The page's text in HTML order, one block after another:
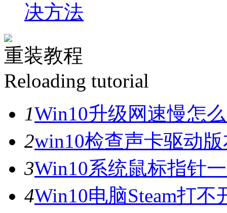
决方法
重装教程
Reloading tutorial
1Win10升级网速慢怎
2win10检查声卡驱动
3Win10系统鼠标指针
4Win10电脑Steam打